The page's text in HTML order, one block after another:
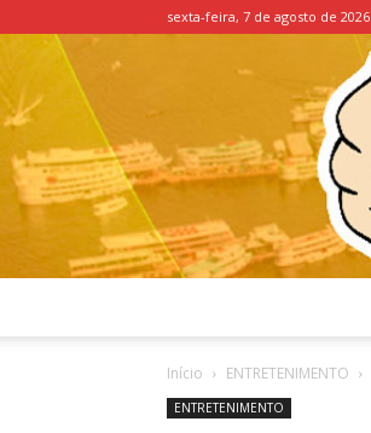
sexta-feira, 7 de agosto de 2026
Início ENTRETENIMENTO
ENTRETENIMENTO